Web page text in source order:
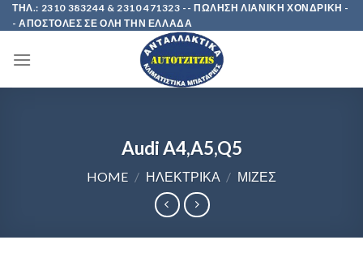
Skip
to
ΤΗΛ.: 2310 383244 & 2310 471323 -- ΠΩΛΗΣΗ ΛΙΑΝΙΚΗ ΧΟΝΔΡΙΚΗ -
- ΑΠΟΣΤΟΛΕΣ ΣΕ ΟΛΗ ΤΗΝ ΕΛΛΑΔΑ
Audi A4,A5,Q5
HOME / ΗΛΕΚΤΡΙΚΑ / ΜΙΖΕΣ